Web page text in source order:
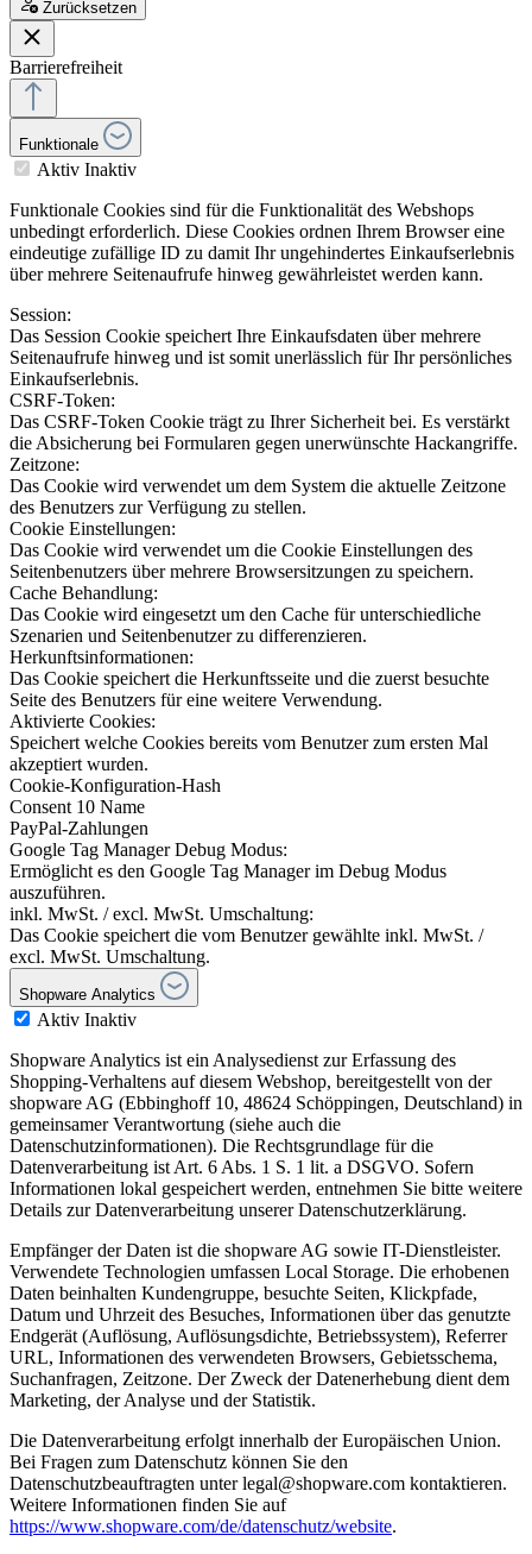
Zurücksetzen
Barrierefreiheit
Funktionale
Aktiv Inaktiv
Funktionale Cookies sind für die Funktionalität des Webshops
unbedingt erforderlich. Diese Cookies ordnen Ihrem Browser eine
eindeutige zufällige ID zu damit Ihr ungehindertes Einkaufserlebnis
über mehrere Seitenaufrufe hinweg gewährleistet werden kann.
Session:
Das Session Cookie speichert Ihre Einkaufsdaten über mehrere
Seitenaufrufe hinweg und ist somit unerlässlich für Ihr persönliches
Einkaufserlebnis.
CSRF-Token:
Das CSRF-Token Cookie trägt zu Ihrer Sicherheit bei. Es verstärkt
die Absicherung bei Formularen gegen unerwünschte Hackangriffe.
Zeitzone:
Das Cookie wird verwendet um dem System die aktuelle Zeitzone
des Benutzers zur Verfügung zu stellen.
Cookie Einstellungen:
Das Cookie wird verwendet um die Cookie Einstellungen des
Seitenbenutzers über mehrere Browsersitzungen zu speichern.
Cache Behandlung:
Das Cookie wird eingesetzt um den Cache für unterschiedliche
Szenarien und Seitenbenutzer zu differenzieren.
Herkunftsinformationen:
Das Cookie speichert die Herkunftsseite und die zuerst besuchte
Seite des Benutzers für eine weitere Verwendung.
Aktivierte Cookies:
Speichert welche Cookies bereits vom Benutzer zum ersten Mal
akzeptiert wurden.
Cookie-Konfiguration-Hash
Consent 10 Name
PayPal-Zahlungen
Google Tag Manager Debug Modus:
Ermöglicht es den Google Tag Manager im Debug Modus
auszuführen.
inkl. MwSt. / excl. MwSt. Umschaltung:
Das Cookie speichert die vom Benutzer gewählte inkl. MwSt. /
excl. MwSt. Umschaltung.
Shopware Analytics
Aktiv Inaktiv
Shopware Analytics ist ein Analysedienst zur Erfassung des
Shopping-Verhaltens auf diesem Webshop, bereitgestellt von der
shopware AG (Ebbinghoff 10, 48624 Schöppingen, Deutschland) in
gemeinsamer Verantwortung (siehe auch die
Datenschutzinformationen). Die Rechtsgrundlage für die
Datenverarbeitung ist Art. 6 Abs. 1 S. 1 lit. a DSGVO. Sofern
Informationen lokal gespeichert werden, entnehmen Sie bitte weitere
Details zur Datenverarbeitung unserer Datenschutzerklärung.
Empfänger der Daten ist die shopware AG sowie IT-Dienstleister.
Verwendete Technologien umfassen Local Storage. Die erhobenen
Daten beinhalten Kundengruppe, besuchte Seiten, Klickpfade,
Datum und Uhrzeit des Besuches, Informationen über das genutzte
Endgerät (Auflösung, Auflösungsdichte, Betriebssystem), Referrer
URL, Informationen des verwendeten Browsers, Gebietsschema,
Suchanfragen, Zeitzone. Der Zweck der Datenerhebung dient dem
Marketing, der Analyse und der Statistik.
Die Datenverarbeitung erfolgt innerhalb der Europäischen Union.
Bei Fragen zum Datenschutz können Sie den
Datenschutzbeauftragten unter legal@shopware.com kontaktieren.
Weitere Informationen finden Sie auf
https://www.shopware.com/de/datenschutz/website.